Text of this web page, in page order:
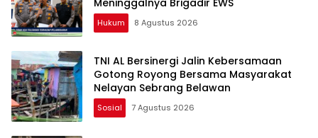
Meninggalnya Brigadir EWS
Hukum 8 Agustus 2026
TNI AL Bersinergi Jalin Kebersamaan
Gotong Royong Bersama Masyarakat
Nelayan Sebrang Belawan
Sosial 7 Agustus 2026